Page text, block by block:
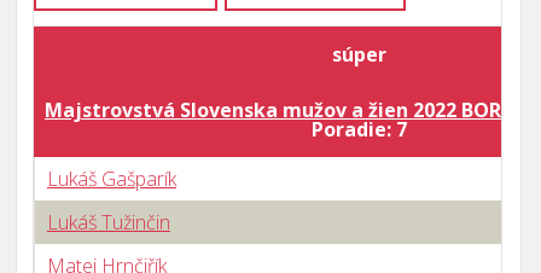
súper
Majstrovstvá Slovenska mužov a žien 2022 BORY
Poradie: 7
Lukáš Gašparík
Lukáš Tužinčin
Matej Hrnčiřík